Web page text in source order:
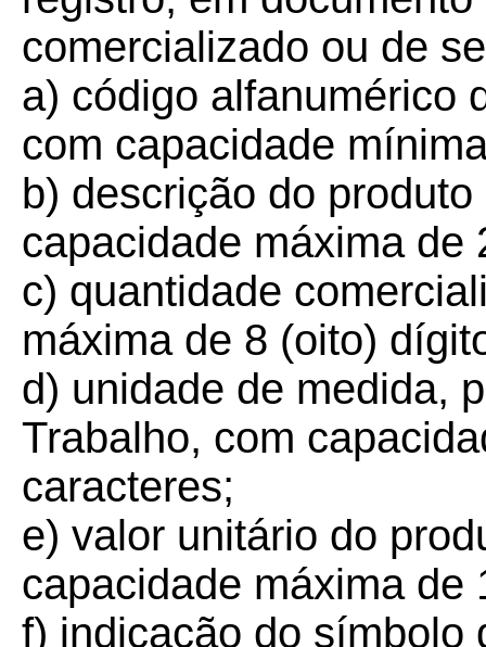
comercializado ou de
a) código alfanumérico
com capacidade
b) descrição do
capacidade máxima de
c) quantidade
máxima de 8 (oito)
d) unidade de medida,
Trabalho, com
caracteres;
e) valor unitário do
capacidade máxima de
f) indicação do símbolo